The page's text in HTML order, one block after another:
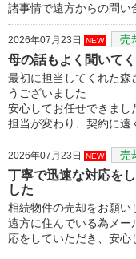
諸事情で遠方からの問い
2026年07月23日 NEW 売
母の話もよく聞いて
最初に担当してくれた森
うございました
安心してお任せできまし
担当が変わり、契約に遠
2026年07月23日 NEW 売
丁寧で迅速な対応を
した
相続物件の売却をお願い
遠方に住んでいる為メ
応をしていただき、安心